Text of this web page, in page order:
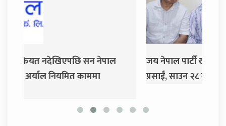
जय नेपाल पार्टी खोल्दै धवल शम्शेर र दुर्गा
प्रसाईं, साउन २८ गते निर्वाचन आयोग जाने